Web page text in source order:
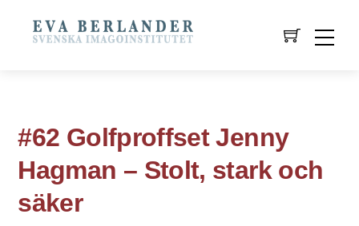
#62 Golfproffset Jenny
Hagman – Stolt, stark och
säker